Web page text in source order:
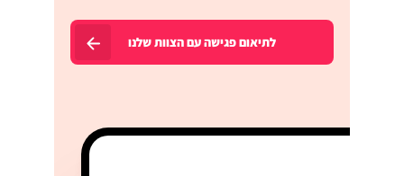
לתיאום פגישה עם הצוות שלנו